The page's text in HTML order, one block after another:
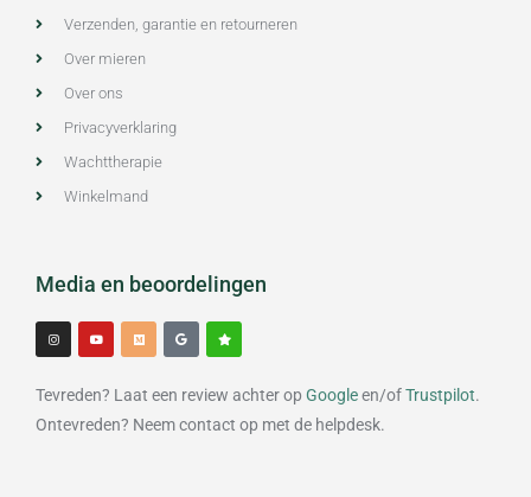
Verzenden, garantie en retourneren
Over mieren
Over ons
Privacyverklaring
Wachttherapie
Winkelmand
Media en beoordelingen
I
n
s
t
r
m
Y
o
t
e
M
e
d
i
G
o
o
g
S
t
a
r
Tevreden? Laat een review achter op Googleen/ofTrustpilot.
Ontevreden? Neem contact op met de helpdesk.